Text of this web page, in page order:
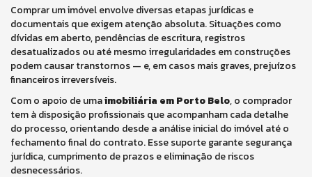
Comprar um imóvel envolve diversas etapas jurídicas e
documentais que exigem atenção absoluta. Situações como
dívidas em aberto, pendências de escritura, registros
desatualizados ou até mesmo irregularidades em construções
podem causar transtornos — e, em casos mais graves, prejuízos
financeiros irreversíveis.
Com o apoio de umaimobiliária em Porto Belo, o comprador
tem à disposição profissionais que acompanham cada detalhe
do processo, orientando desde a análise inicial do imóvel até o
fechamento final do contrato. Esse suporte garante segurança
jurídica, cumprimento de prazos e eliminação de riscos
desnecessários.